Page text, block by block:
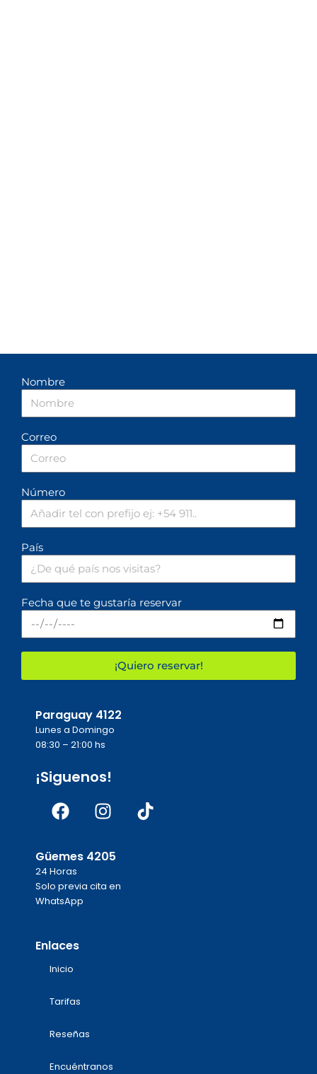
Nombre
Correo
Número
País
Fecha que te gustaría reservar
¡Quiero reservar!
Paraguay 4122
Lunes a Domingo
08:30 – 21:00 hs
¡Siguenos!
Facebook
Instagram
Tiktok
Güemes 4205
24 Horas
Solo previa cita en
WhatsApp
Enlaces
Inicio
Tarifas
Reseñas
Encuéntranos